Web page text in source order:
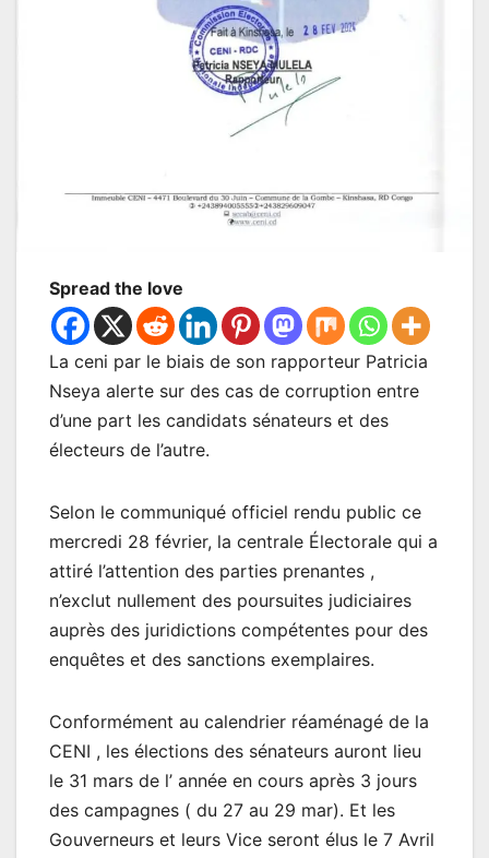
Spread the love
La ceni par le biais de son rapporteur Patricia
Nseya alerte sur des cas de corruption entre
d’une part les candidats sénateurs et des
électeurs de l’autre.
Selon le communiqué officiel rendu public ce
mercredi 28 février, la centrale Électorale qui a
attiré l’attention des parties prenantes ,
n’exclut nullement des poursuites judiciaires
auprès des juridictions compétentes pour des
enquêtes et des sanctions exemplaires.
Conformément au calendrier réaménagé de la
CENI , les élections des sénateurs auront lieu
le 31 mars de l’ année en cours après 3 jours
des campagnes ( du 27 au 29 mar). Et les
Gouverneurs et leurs Vice seront élus le 7 Avril